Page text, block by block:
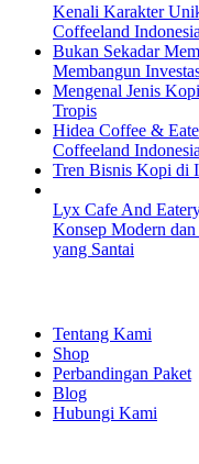
Kenali Karakter
Coffeeland Indonesia
Bukan Sekadar
Membangun
Mengenal Jenis
Tropis
Hidea Coffee &
Coffeeland Indonesia
Tren Bisnis Kopi di
Lyx Cafe And
Konsep Modern
yang Santai
Tentang Kami
Shop
Perbandingan Paket
Blog
Hubungi Kami